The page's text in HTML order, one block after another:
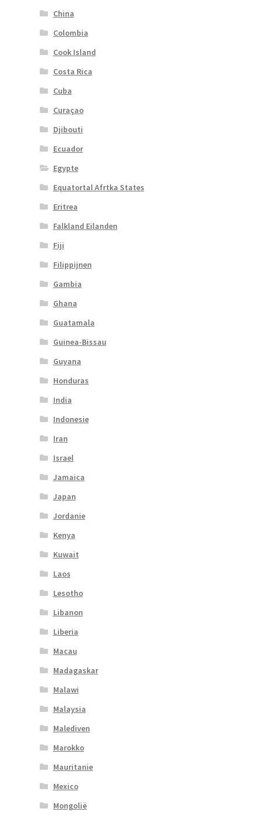
China
Colombia
Cook Island
Costa Rica
Cuba
Curaçao
Djibouti
Ecuador
Egypte
Equatortal Afrtka States
Eritrea
Falkland Eilanden
Fiji
Filippijnen
Gambia
Ghana
Guatamala
Guinea-Bissau
Guyana
Honduras
India
Indonesie
Iran
Israel
Jamaica
Japan
Jordanie
Kenya
Kuwait
Laos
Lesotho
Libanon
Liberia
Macau
Madagaskar
Malawi
Malaysia
Malediven
Marokko
Mauritanie
Mexico
Mongolië